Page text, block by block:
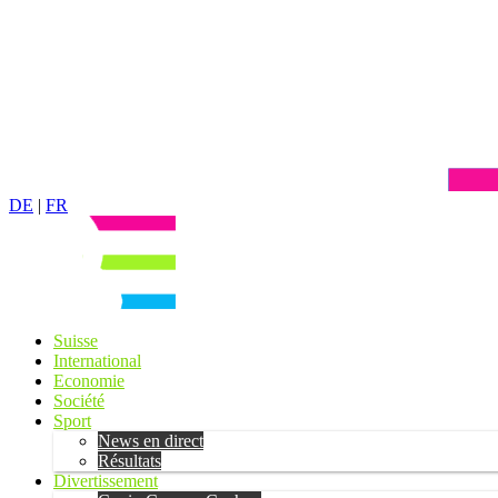
DE | FR
Suisse
International
Economie
Société
Sport
News en direct
Résultats
Divertissement